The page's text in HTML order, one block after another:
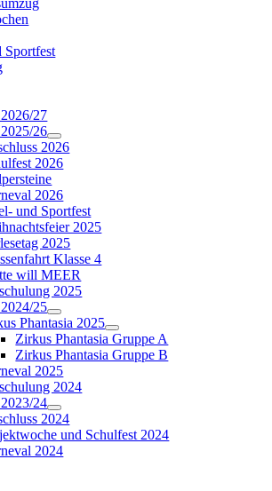
Sportfest
27
26
2026
2026
2026
und Sportfest
2025
2025
Klasse 4
will MEER
2025
25
Phantasia 2025
Zirkus Phantasia Gruppe A
Zirkus Phantasia Gruppe B
2025
2024
24
2024
und Schulfest 2024
2024